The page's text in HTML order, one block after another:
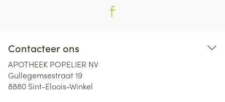
Contacteer ons
APOTHEEK POPELIER NV
Gullegemsestraat 19
8880 Sint-Eloois-Winkel